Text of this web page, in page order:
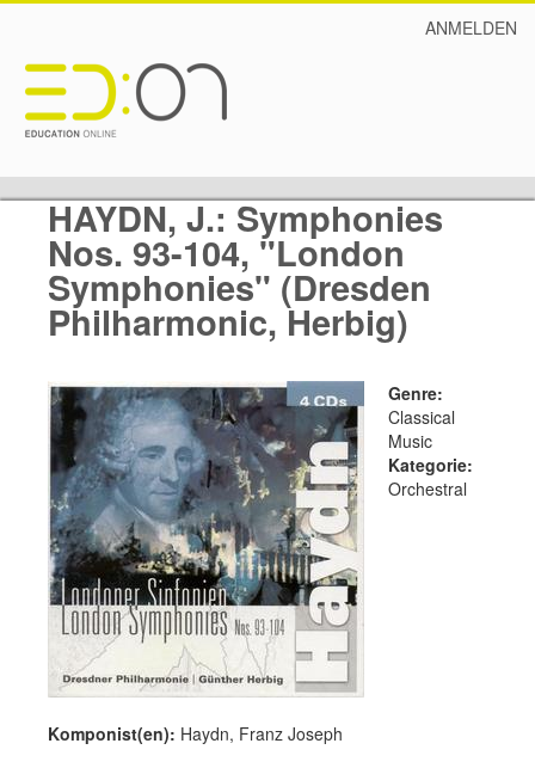
ANMELDEN
HAYDN, J.: Symphonies
Nos. 93-104, "London
Symphonies" (Dresden
Philharmonic, Herbig)
Genre:
Classical
Music
Kategorie:
Orchestral
Komponist(en): Haydn, Franz Joseph